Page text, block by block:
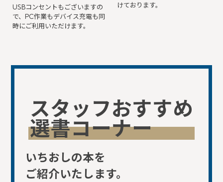
USBコンセントもございますの
で、PC作業もデバイス充電も同
時にご利用いただけます。
けております。
スタッフおすすめ
選書コーナー
いちおしの本を
ご紹介いたします。